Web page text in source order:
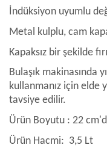
İndüksiyon uyumlu
Metal kulplu, cam
Kapaksız bir şekilde
Bulaşık makinasında
kullanmanız için elde
tavsiye edilir.
Ürün Boyutu : 22
Ürün Hacmi: 3,5 Lt